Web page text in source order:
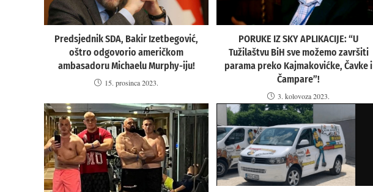
Predsjednik SDA, Bakir Izetbegović,
oštro odgovorio američkom
ambasadoru Michaelu Murphy-iju!
15. prosinca 2023.
PORUKE IZ SKY APLIKACIJE: “U
Tužilaštvu BiH sve možemo završiti
parama preko Kajmakovićke, Čavke i
Čampare”!
3. kolovoza 2023.